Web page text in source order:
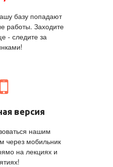
базу попадают
работы. Заходите
- следите за
версия
нашим
через мобильник
на лекциях и